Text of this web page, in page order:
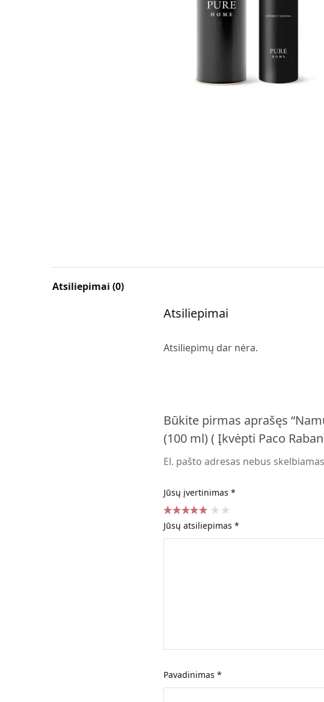
Atsiliepimai (0)
Atsiliepimai
Atsiliepimų dar nėra.
Būkite pirmas aprašęs
(100 ml) ( Įkvėpti Paco
El. pašto adresas nebus
Jūsų įvertinimas *
Jūsų atsiliepimas*
Pavadinimas*